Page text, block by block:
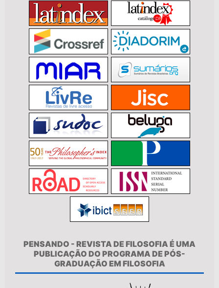
PENSANDO - REVISTA DE FILOSOFIA É UMA
PUBLICAÇÃO DO PROGRAMA DE PÓS-
GRADUAÇÃO EM FILOSOFIA